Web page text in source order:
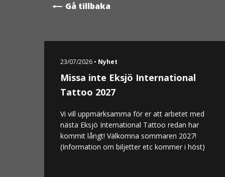
Gå tillbaka
23/07/2026 • Nyhet
Missa inte Eksjö International
Tattoo 2027
Vi vill uppmärksamma för er att arbetet med
nästa Eksjö International Tattoo redan har
kommit långt! Välkomna sommaren 2027!
(Information om biljetter etc kommer i höst)